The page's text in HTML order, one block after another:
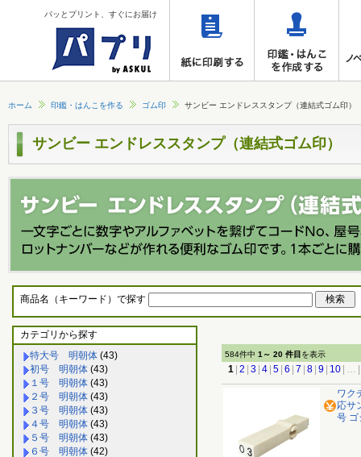
パッとプリント、すぐにお届け
ホーム 印鑑・はんこを作る ゴム印 サンビー エンドレススタンプ（連結式ゴム印）
サンビー エンドレススタンプ（連結式ゴム印）
商品名（キーワード）で探す
カテゴリから探す
特大号 明朝体 (43)
初号 明朝体 (43)
１号 明朝体 (43)
２号 明朝体 (43)
３号 明朝体 (43)
４号 明朝体 (43)
５号 明朝体 (43)
６号 明朝体 (42)
584件中 1～ 20 件目 を表示
1 2 3 4 5 6 7 8 9 10 …
ワク
応サ
号 ゴ